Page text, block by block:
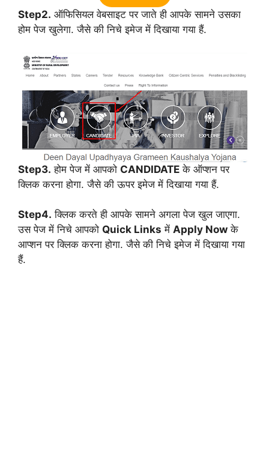
Step2. ऑफिसियल वेबसाइट पर जाते ही आपके सामने उसका
होम पेज खुलेगा. जैसे की निचे इमेज में दिखाया गया हैं.
Step3. होम पेज में आपको CANDIDATE के ऑप्शन पर
क्लिक करना होगा. जैसे की ऊपर इमेज में दिखाया गया हैं.
Step4. क्लिक करते ही आपके सामने अगला पेज खुल जाएगा.
उस पेज में निचे आपको Quick Links में Apply Now के
आप्शन पर क्लिक करना होगा. जैसे की निचे इमेज में दिखाया गया
हैं.